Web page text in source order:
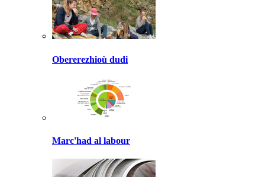
Obererezhioù dudi
Marc'had al labour